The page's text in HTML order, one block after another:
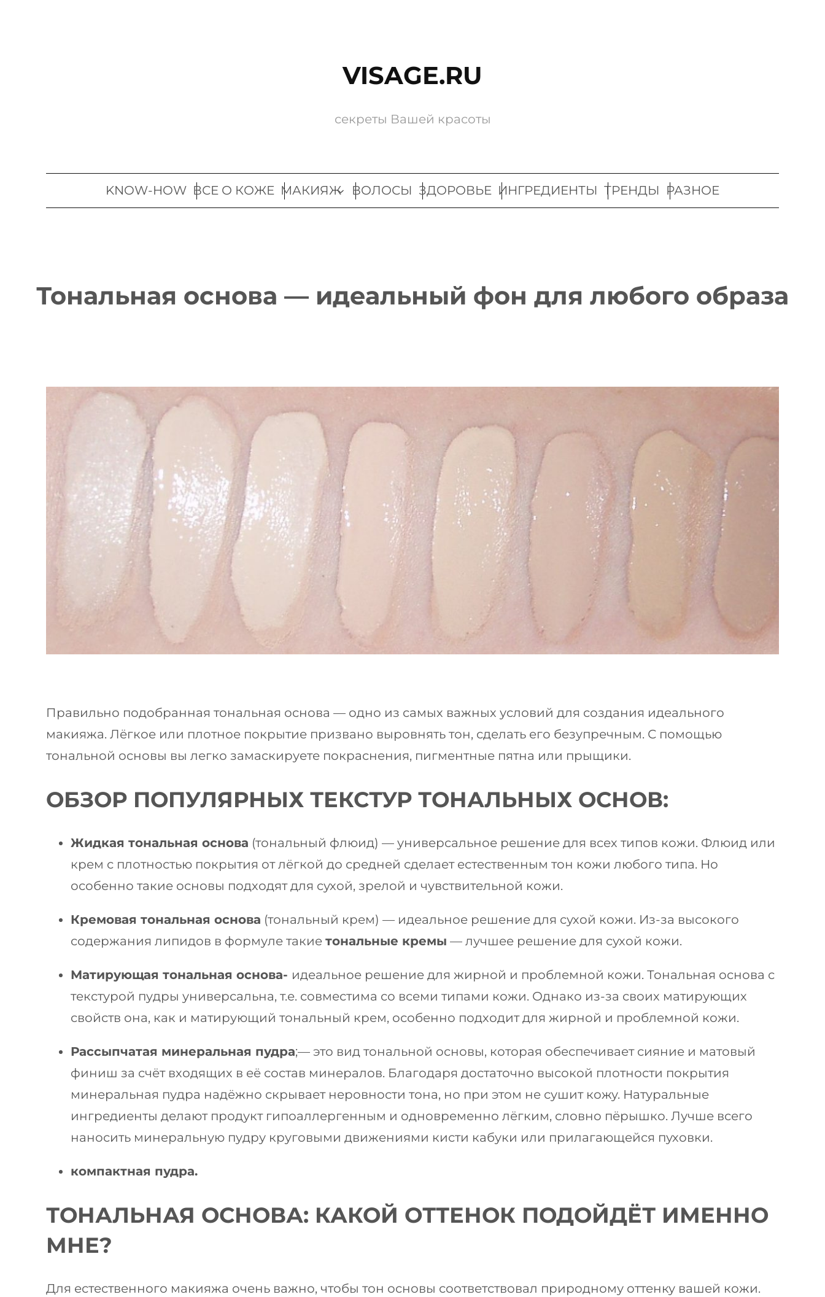
VISAGE.RU
секреты Вашей красоты
KNOW-HOW ВСЕ О КОЖЕ МАКИЯЖ ВОЛОСЫ ЗДОРОВЬЕ ИНГРЕДИЕНТЫ ТРЕНДЫ РАЗНОЕ
Тональная основа — идеальный фон для любого образа
Правильно подобранная тональная основа — одно из самых важных условий для создания идеального
макияжа. Лёгкое или плотное покрытие призвано выровнять тон, сделать его безупречным. С помощью
тональной основы вы легко замаскируете покраснения, пигментные пятна или прыщики.
ОБЗОР ПОПУЛЯРНЫХ ТЕКСТУР ТОНАЛЬНЫХ ОСНОВ:
Жидкая тональная основа (тональный флюид) — универсальное решение для всех типов кожи. Флюид или
крем с плотностью покрытия от лёгкой до средней сделает естественным тон кожи любого типа. Но
особенно такие основы подходят для сухой, зрелой и чувствительной кожи.
Кремовая тональная основа (тональный крем) — идеальное решение для сухой кожи. Из-за высокого
содержания липидов в формуле такиетональные кремы — лучшее решение для сухой кожи.
Матирующая тональная основа- идеальное решение для жирной и проблемной кожи. Тональная основа с
текстурой пудры универсальна, т.е. совместима со всеми типами кожи. Однако из-за своих матирующих
свойств она, как и матирующий тональный крем, особенно подходит для жирной и проблемной кожи.
Рассыпчатая минеральная пудра;— это вид тональной основы, которая обеспечивает сияние и матовый
финиш за счёт входящих в её состав минералов. Благодаря достаточно высокой плотности покрытия
минеральная пудра надёжно скрывает неровности тона, но при этом не сушит кожу. Натуральные
ингредиенты делают продукт гипоаллергенным и одновременно лёгким, словно пёрышко. Лучше всего
наносить минеральную пудру круговыми движениями кисти кабуки или прилагающейся пуховки.
компактная пудра.
ТОНАЛЬНАЯ ОСНОВА: КАКОЙ ОТТЕНОК ПОДОЙДЁТ ИМЕННО
МНЕ?
Для естественного макияжа очень важно, чтобы тон основы соответствовал природному оттенку вашей кожи.